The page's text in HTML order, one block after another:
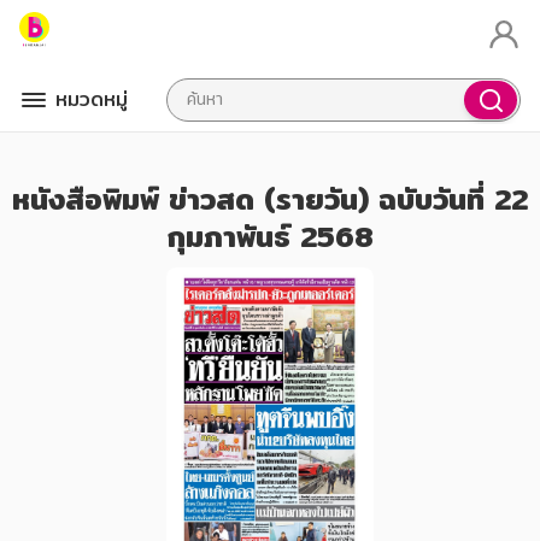
หมวดหมู่
หนังสือพิมพ์ ข่าวสด (รายวัน) ฉบับวันที่ 22
กุมภาพันธ์ 2568